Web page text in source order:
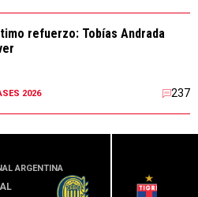
refuerzo: Tobías Andrada
2026 237
ARGENTINA